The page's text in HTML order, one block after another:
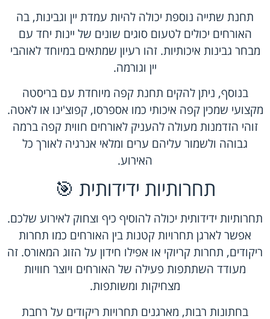
תחנת שתייה נוספת יכולה להיות עמדת יין וגבינות, בה
האורחים יכולים לטעום סוגים שונים של יינות יחד עם
מבחר גבינות איכותיות. זהו רעיון שמתאים במיוחד לאוהבי
יין וגורמה.
בנוסף, ניתן להקים תחנת קפה מיוחדת עם בריסטה
מקצועי שמכין קפה איכותי כמו אספרסו, קפוצ'ינו או לאטה.
זוהי הזדמנות מעולה להעניק לאורחים חווית קפה ברמה
גבוהה ולשמור עליהם ערים ומלאי אנרגיה לאורך כל
האירוע.
תחרותיות ידידותית 🎯
תחרותיות ידידותית יכולה להוסיף כיף וצחוק לאירוע שלכם.
אפשר לארגן תחרויות קטנות בין האורחים כמו תחרות
ריקודים, תחרות קריוקי או אפילו חידון על הזוג המאורס. זה
מעודד השתתפות פעילה של האורחים ויוצר חוויות
מצחיקות ומשותפות.
בחתונות רבות, מארגנים תחרויות ריקודים על רחבת